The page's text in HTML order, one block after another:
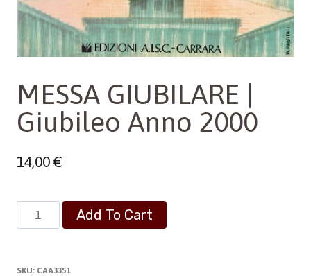
MESSA GIUBILARE |
Giubileo Anno 2000
14,00€
MESSA
GIUBILARE
Giubileo
Add To Cart
SKU: CAA3351